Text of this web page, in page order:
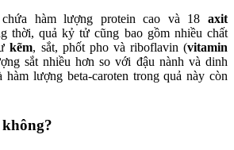
hàm lượng protein cao và 18 axit
thời, quả kỷ tử cũng bao gồm nhiều chất
kẽm, sắt, phốt pho và riboflavin (vitamin
sắt nhiều hơn so với đậu nành và dinh
lượng beta-caroten trong quả này còn